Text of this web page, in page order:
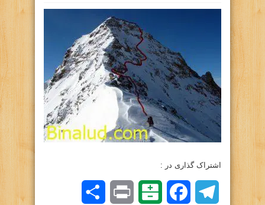
اشتراک گذاری در :
Telegram
Facebook
Balatarin
Print